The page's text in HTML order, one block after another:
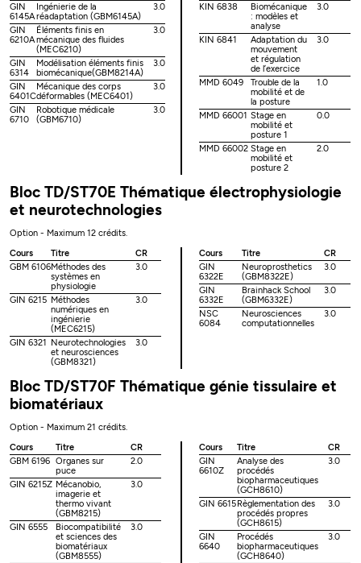
GIN
6145A
Ingénierie de la
réadaptation (GBM6145A)
3.0
GIN
6210A
Éléments finis en
mécanique des fluides
(MEC6210)
3.0
GIN
6314
Modélisation éléments finis
biomécanique(GBM8214A)
3.0
GIN
6401C
Mécanique des corps
déformables (MEC6401)
3.0
GIN
6710
Robotique médicale
(GBM6710)
3.0
KIN 6838
Biomécanique
: modèles et
analyse
3.0
KIN 6841
Adaptation du
mouvement
et régulation
de l’exercice
3.0
MMD 6049
Trouble de la
mobilité et de
la posture
1.0
MMD 66001 Stage en
mobilité et
posture 1
0.0
MMD 66002 Stage en
mobilité et
posture 2
2.0
Bloc TD/ST70E Thématique électrophysiologie
et neurotechnologies
Option - Maximum 12 crédits.
Cours
Titre
CR
GBM 6106Méthodes des
systèmes en
physiologie
3.0
GIN 6215 Méthodes
numériques en
ingénierie
(MEC6215)
3.0
GIN 6321 Neurotechnologies
et neurosciences
(GBM8321)
3.0
Cours Titre
CR
GIN
6322E
Neuroprosthetics
(GBM8322E)
3.0
GIN
6332E
Brainhack School
(GBM6332E)
3.0
NSC
6084
Neurosciences
computationnelles
3.0
Bloc TD/ST70F Thématique génie tissulaire et
biomatériaux
Option - Maximum 21 crédits.
Cours
Titre
CR
GBM 6196 Organes sur
puce
2.0
GIN 6215Z Mécanobio,
imagerie et
thermo vivant
(GBM8215)
3.0
GIN 6555
Biocompatibilité
et sciences des
biomatériaux
(GBM8555)
3.0
Cours Titre
CR
GIN
6610Z
Analyse des
procédés
biopharmaceutiques
(GCH8610)
3.0
GIN 6615Règlementation des
procédés propres
(GCH8615)
3.0
GIN
6640
Procédés
biopharmaceutiques
(GCH8640)
3.0